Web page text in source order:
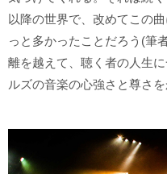
以降の世界で、改めてこの
っと多かったことだろう(筆
離を越えて、聴く者の人生
ルズの音楽の心強さと尊さを